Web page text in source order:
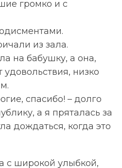
громко и с
из зала.
на бабушку, а она,
низко
спасибо! – долго
а я пряталась за
дождаться, когда это
с широкой улыбкой,